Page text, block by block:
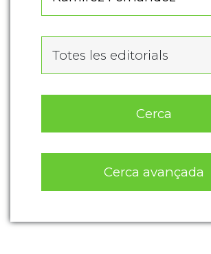
Totes les editorials
Cerca
Cerca avançada